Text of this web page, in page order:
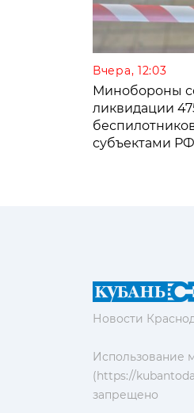
Вчера, 12:03
Минобороны
ликвидации
субъектами РФ
Новости
Использование
(https://
запрещено